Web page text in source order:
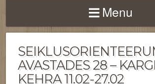
Menu
AVASTADES 28 –
KEHRA 11.02-27.02